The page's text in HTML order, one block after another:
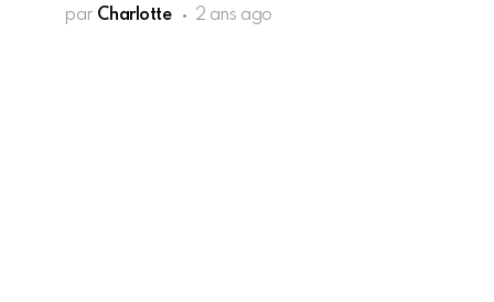
par Charlotte 2 ans ago